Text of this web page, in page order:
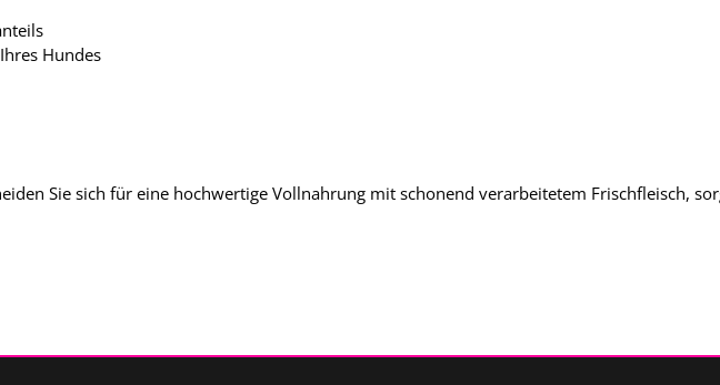
Hundes
Sie sich für eine hochwertige Vollnahrung mit schonend verarbeitetem Frischfleisch,